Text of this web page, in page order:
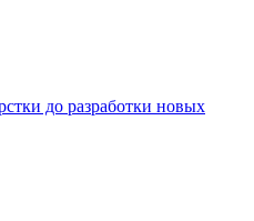
до разработки новых